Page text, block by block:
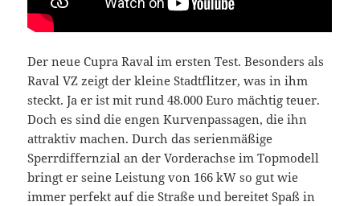
Der neue Cupra Raval im ersten Test. Besonders als
Raval VZ zeigt der kleine Stadtflitzer, was in ihm
steckt. Ja er ist mit rund 48.000 Euro mächtig teuer.
Doch es sind die engen Kurvenpassagen, die ihn
attraktiv machen. Durch das serienmäßige
Sperrdiffernzial an der Vorderachse im Topmodell
bringt er seine Leistung von 166 kW so gut wie
immer perfekt auf die Straße und bereitet Spaß in